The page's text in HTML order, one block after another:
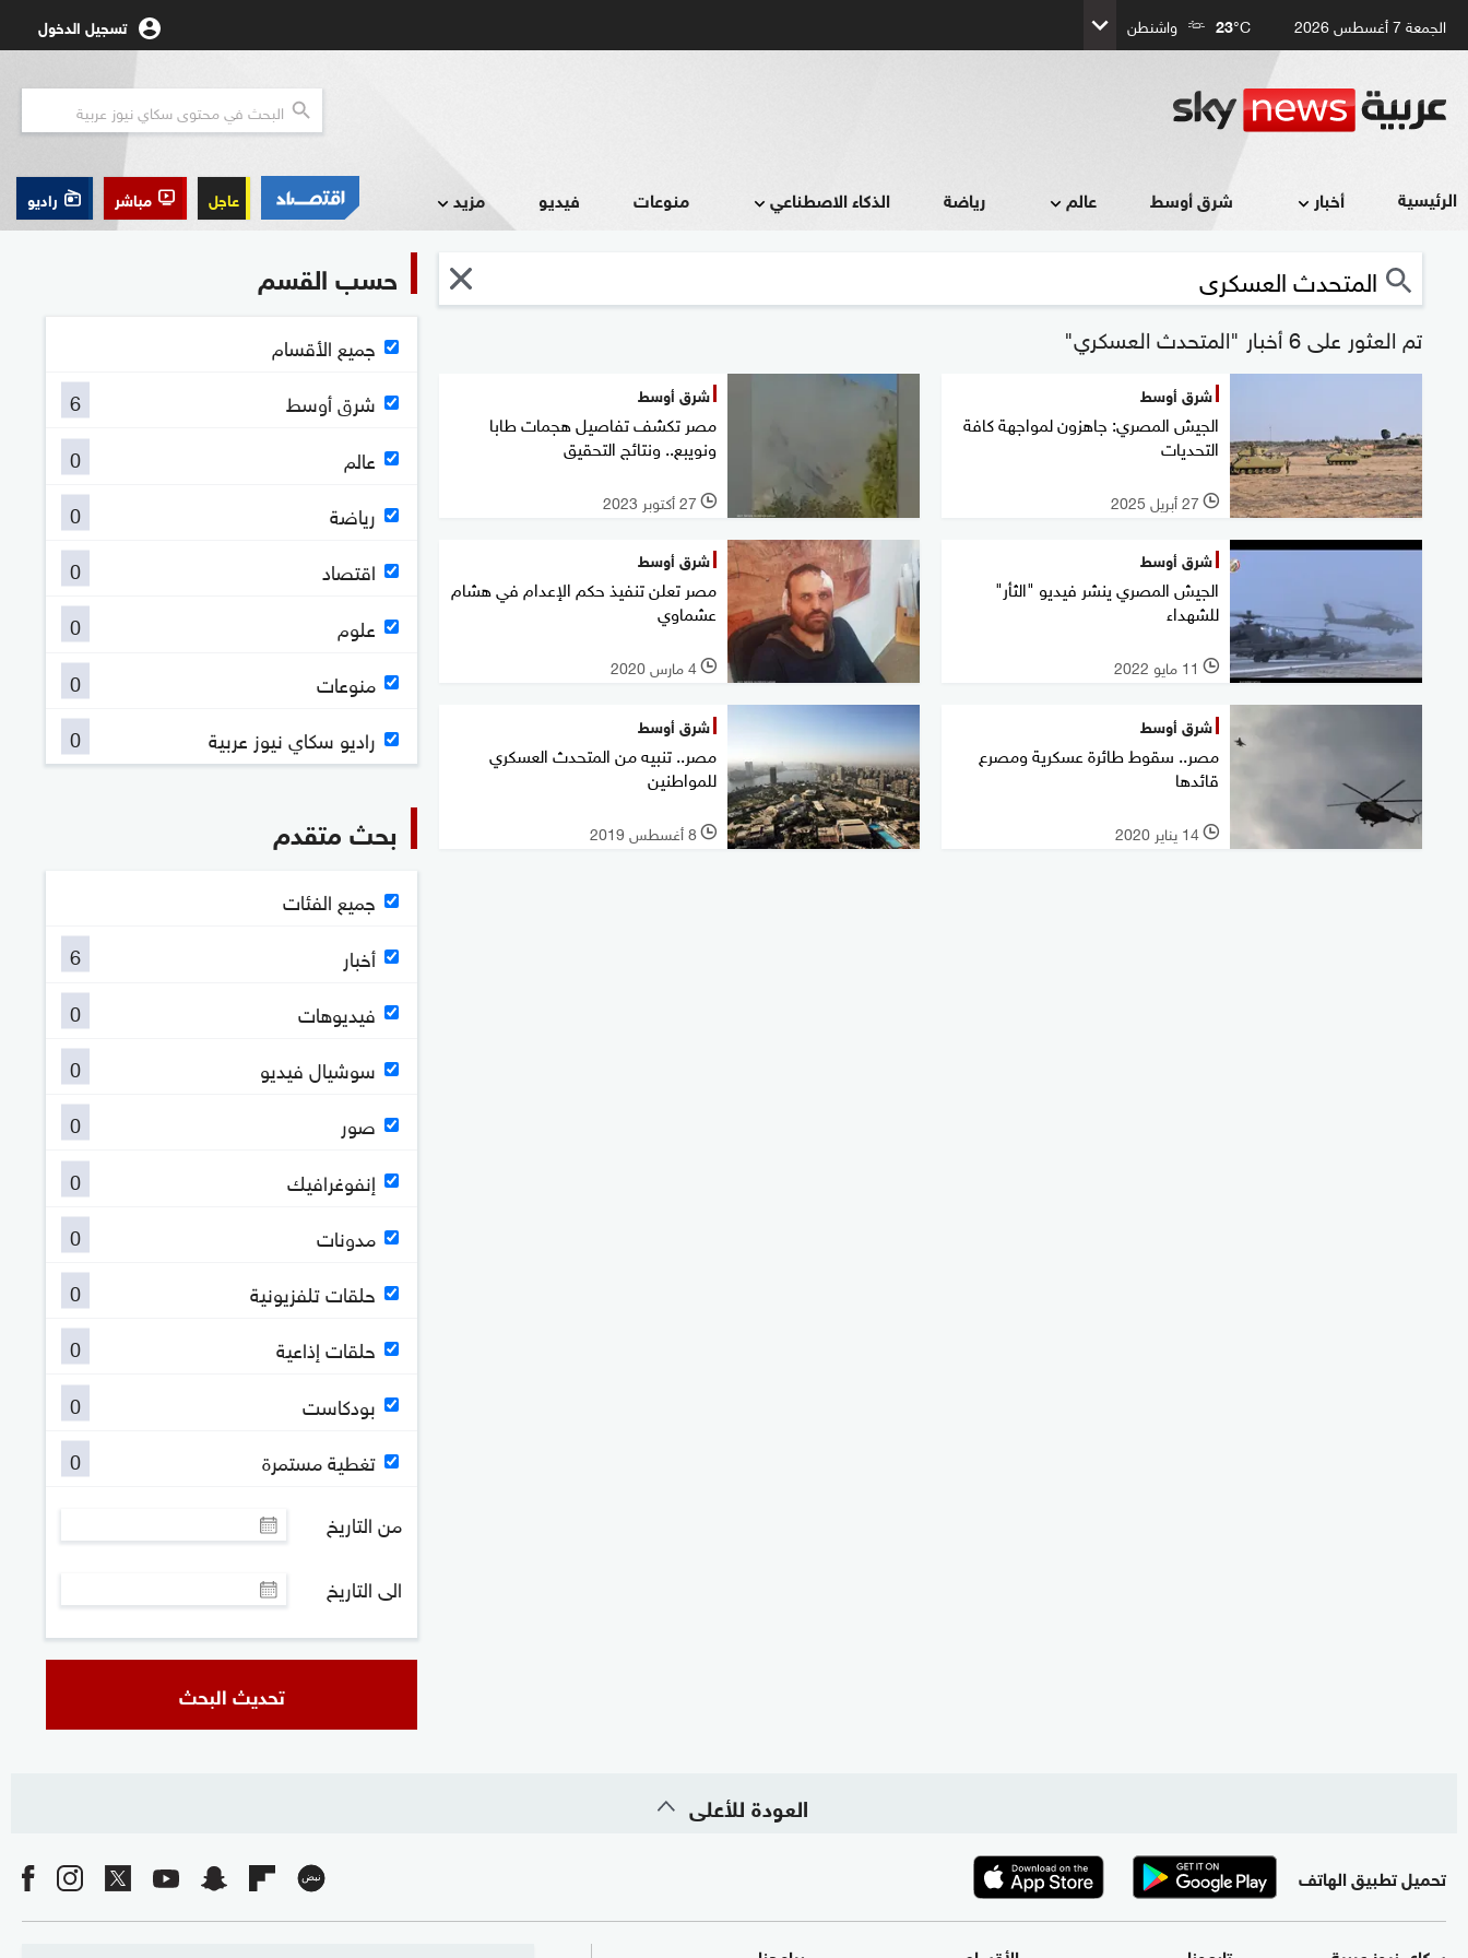
الجمعة 7 أغسطس 2026 23°C واشنطن تسجيل الدخول
الرئيسية أخبار شرق أوسط عالم رياضة الذكاء الاصطناعي منوعات فيديو مزيد عاجل مباشر راديو
تم العثور على 6 أخبار "المتحدث العسكري"
شرق أوسط
الجيش المصري: جاهزون لمواجهة كافة
التحديات
l 27 أبريل 2025
شرق أوسط
مصر تكشف تفاصيل هجمات طابا
ونويبع.. ونتائج التحقيق
l 27 أكتوبر 2023
شرق أوسط
الجيش المصري ينشر فيديو "الثأر"
للشهداء
l 11 مايو 2022
شرق أوسط
مصر تعلن تنفيذ حكم الإعدام في هشام
عشماوي
l 4 مارس 2020
شرق أوسط
مصر.. سقوط طائرة عسكرية ومصرع
قائدها
l 14 يناير 2020
شرق أوسط
مصر.. تنبيه من المتحدث العسكري
للمواطنين
l 8 أغسطس 2019
حسب القسم
جميع الأقسام
شرق أوسط
6
عالم
0
رياضة
0
اقتصاد
0
علوم
0
منوعات
0
راديو سكاي نيوز عربية
0
بحث متقدم
جميع الفئات
أخبار
6
فيديوهات
0
سوشيال فيديو
0
صور
0
إنفوغرافيك
0
مدونات
0
حلقات تلفزيونية
0
حلقات إذاعية
0
بودكاست
0
تغطية مستمرة
0
من التاريخ
الى التاريخ
تحديث البحث
العودة للأعلى
تحميل تطبيق الهاتف